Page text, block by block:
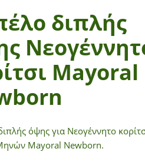
διπλής
Mayoral
όψης για Νεογέννητο
Mayoral Newborn.